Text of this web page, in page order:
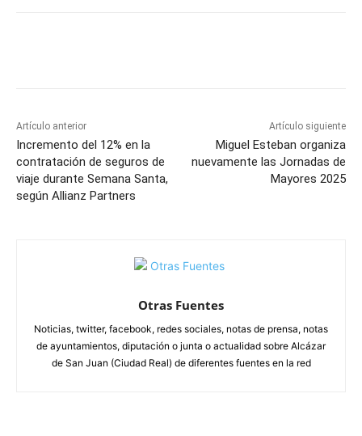
Artículo anterior
Incremento del 12% en la
contratación de seguros de
viaje durante Semana Santa,
según Allianz Partners
Artículo siguiente
Miguel Esteban organiza
nuevamente las Jornadas de
Mayores 2025
Otras Fuentes
Noticias, twitter, facebook, redes sociales, notas de prensa, notas
de ayuntamientos, diputación o junta o actualidad sobre Alcázar
de San Juan (Ciudad Real) de diferentes fuentes en la red